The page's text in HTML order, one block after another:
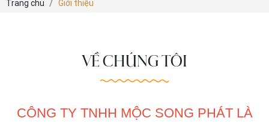
Trang chủ Giới thiệu
VỀ CHÚNG TÔI
CÔNG TY TNHH MỘC SONG PHÁT LÀ